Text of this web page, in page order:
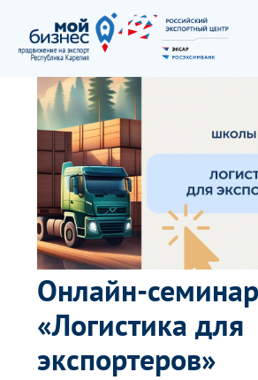
Онлайн-
«Логистика для
экспортеров»